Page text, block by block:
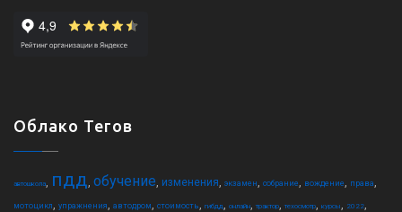
Облако Тегов
автошкола, пдд, обучение, изменения, экзамен, собрание, вождение, права,
мотоцикл, упражнения, автодром, стоимость, гибдд, онлайн, трактор, техосмотр, курсы, 2022,